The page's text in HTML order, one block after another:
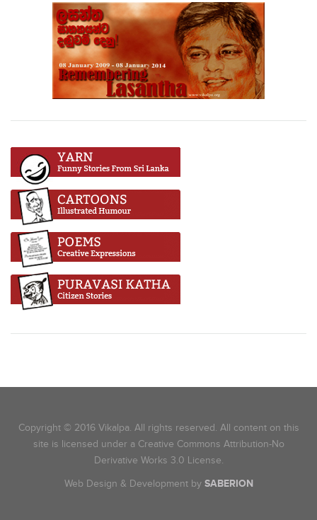
Copyright © 2016 Vikalpa. All rights reserved. All content on this
site is licensed under a Creative Commons Attribution-No
Derivative Works 3.0 License.
Web Design & Development by SABERION